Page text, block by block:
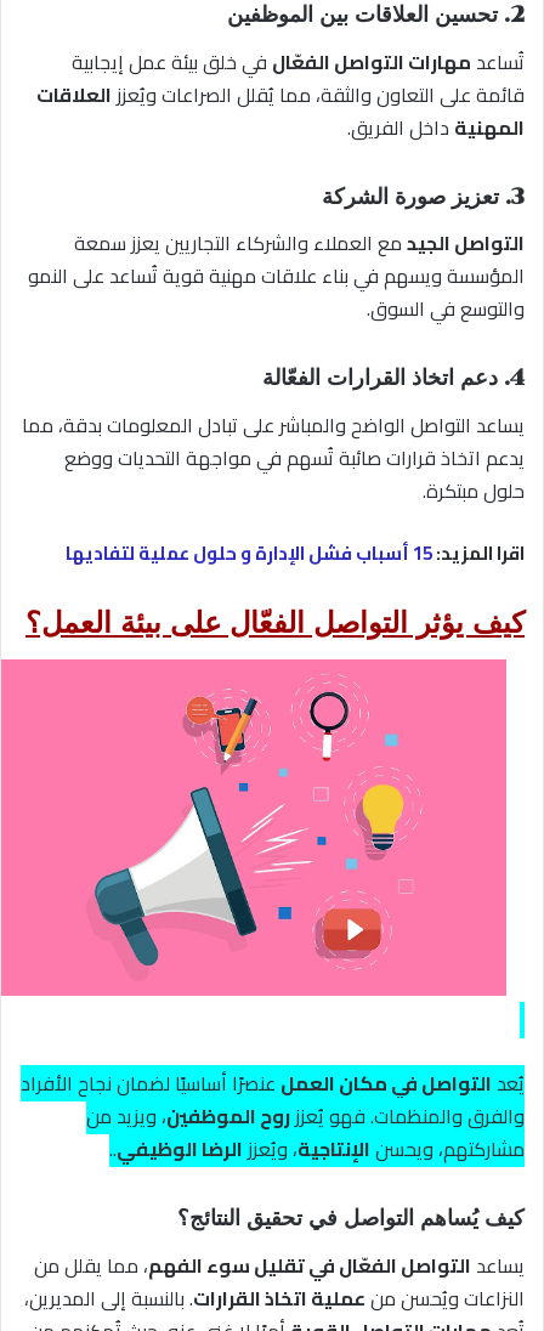
2. تحسين العلاقات بين الموظفين
تُساعد مهارات التواصل الفعّال في خلق بيئة عمل إيجابية
قائمة على التعاون والثقة، مما يُقلل الصراعات ويُعزز العلاقات
المهنية داخل الفريق.
3. تعزيز صورة الشركة
التواصل الجيدمع العملاء والشركاء التجاريين يعزز سمعة
المؤسسة ويسهم في بناء علاقات مهنية قوية تُساعد على النمو
والتوسع في السوق.
4. دعم اتخاذ القرارات الفعّالة
يساعد التواصل الواضح والمباشر على تبادل المعلومات بدقة، مما
يدعم اتخاذ قرارات صائبة تُسهم في مواجهة التحديات ووضع
حلول مبتكرة.
اقرا المزيد:15 أسباب فشل الإدارة و حلول عملية لتفاديها
كيف يؤثر التواصل الفعّال على بيئة العمل؟
يُعد التواصل في مكان العمل عنصرًا أساسيًا لضمان نجاح الأفراد
والفرق والمنظمات. فهو يُعززروح الموظفين، ويزيد من
مشاركتهم، ويحسنالإنتاجية، ويُعززالرضا الوظيفي..
كيف يُساهم التواصل في تحقيق النتائج؟
يساعد التواصل الفعّال في تقليل سوء الفهم، مما يقلل من
النزاعات ويُحسن منعملية اتخاذ القرارات. بالنسبة إلى المديرين،